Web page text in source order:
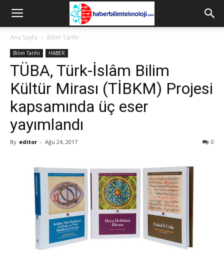
Ana Sayfa Bilim Tarihi
Bilim Tarihi HABER
TÜBA, Türk-İslâm Bilim
Kültür Mirası (TİBKM) Projesi
kapsamında üç eser
yayımlandı
By editor - Ağu 24, 2017 0